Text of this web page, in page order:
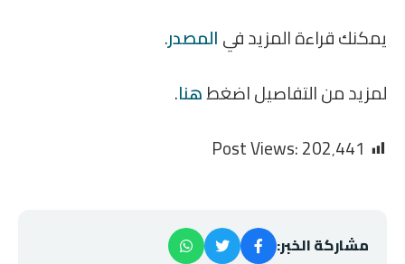
يمكنك قراءة المزيد فيالمصدر.
لمزيد من التفاصيل اضغطهنا.
Post Views:202٬441
مشاركة الخبر: